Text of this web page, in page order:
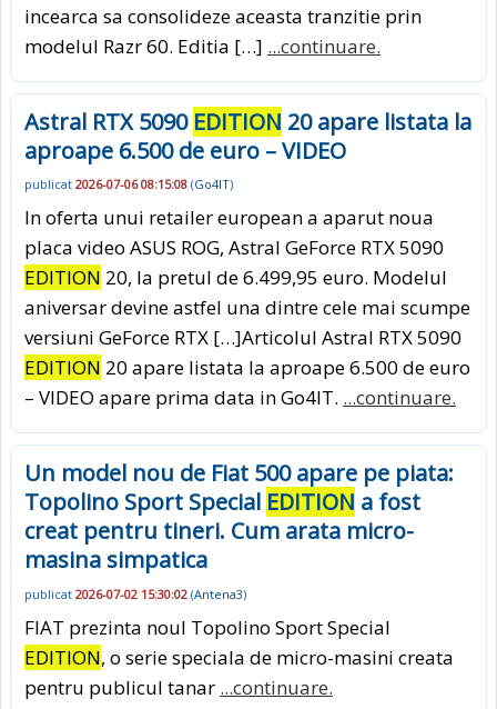
incearca sa consolideze aceasta tranzitie prin
modelul Razr 60. Editia […] ...continuare.
Astral RTX 5090 EDITION 20 apare listata la
aproape 6.500 de euro – VIDEO
publicat 2026-07-06 08:15:08 (Go4IT)
In oferta unui retailer european a aparut noua
placa video ASUS ROG, Astral GeForce RTX 5090
EDITION 20, la pretul de 6.499,95 euro. Modelul
aniversar devine astfel una dintre cele mai scumpe
versiuni GeForce RTX […]Articolul Astral RTX 5090
EDITION 20 apare listata la aproape 6.500 de euro
– VIDEO apare prima data in Go4IT. ...continuare.
Un model nou de Fiat 500 apare pe piata:
Topolino Sport Special EDITION a fost
creat pentru tineri. Cum arata micro-
masina simpatica
publicat 2026-07-02 15:30:02 (Antena3)
FIAT prezinta noul Topolino Sport Special
EDITION, o serie speciala de micro-masini creata
pentru publicul tanar ...continuare.